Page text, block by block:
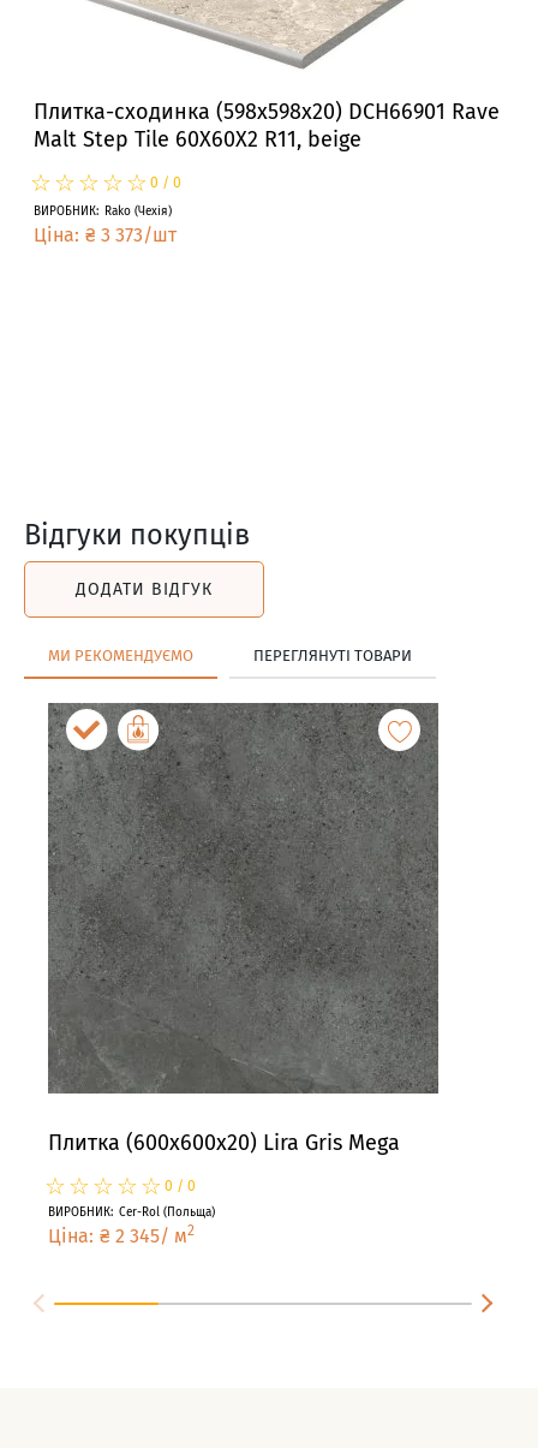
Плитка-сходинка (598x598x20) DCH66901 Rave
Malt Step Tile 60X60X2 R11, beige
☆
★☆
★☆
★☆
★☆
★ 0 / 0
ВИРОБНИК: Rako (Чехія)
Ціна: ₴ 3 373/шт
Відгуки покупців
ДОДАТИ ВІДГУК
МИ РЕКОМЕНДУЄМО ПЕРЕГЛЯНУТІ ТОВАРИ
Плитка (600x600x20) Lira Gris Mega
☆
★☆
★☆
★☆
★☆
★ 0 / 0
ВИРОБНИК: Cer-Rol (Польща)
Ціна: ₴ 2 345/ м2